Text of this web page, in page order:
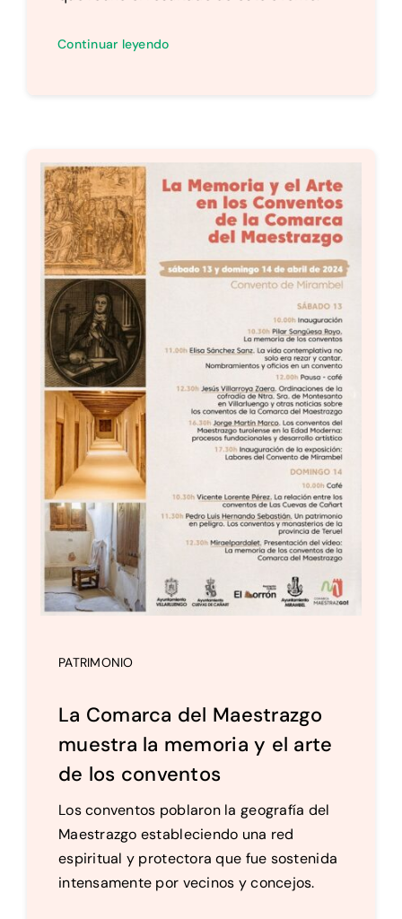
Continuar leyendo
PATRIMONIO
La Comarca del Maestrazgo
muestra la memoria y el arte
de los conventos
Los conventos poblaron la geografía del
Maestrazgo estableciendo una red
espiritual y protectora que fue sostenida
intensamente por vecinos y concejos.